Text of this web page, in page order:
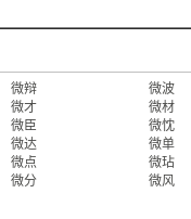
微辩
微波
微才
微材
微臣
微忱
微达
微单
微点
微玷
微分 微风